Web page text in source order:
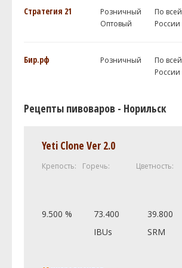
Стратегия 21
Розничный
Оптовый
По всей
России
Бир.рф Розничный
По всей
России
Рецепты пивоваров - Норильск
Yeti Clone Ver 2.0
Крепость: Горечь: Цветность:
9.500 %
73.400
IBUs
39.800
SRM